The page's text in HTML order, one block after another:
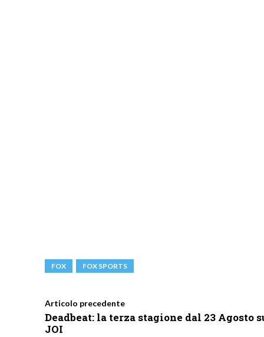
FOX FOX SPORTS
Articolo precedente
Deadbeat: la terza stagione dal 23 Agosto
JOI